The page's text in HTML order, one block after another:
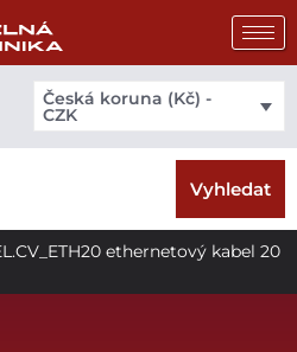
Česká koruna (Kč) -
CZK
Vyhledat
ethernetový kabel 20